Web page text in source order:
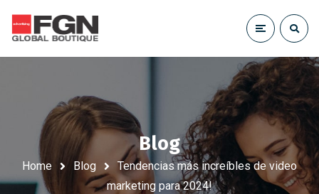
Blog
Home Blog
Tendencias más increíbles de video
marketing para 2024!